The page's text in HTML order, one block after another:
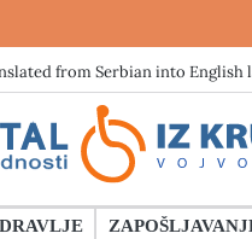
from Serbian into English